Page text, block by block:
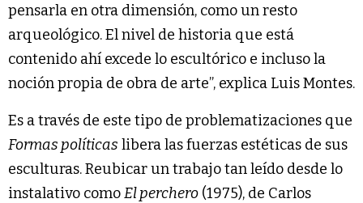
pensarla en otra dimensión, como un resto
arqueológico. El nivel de historia que está
contenido ahí excede lo escultórico e incluso la
noción propia de obra de arte”, explica Luis Montes.
Es a través de este tipo de problematizaciones que
Formas políticas libera las fuerzas estéticas de sus
esculturas. Reubicar un trabajo tan leído desde lo
instalativo comoEl perchero (1975), de Carlos